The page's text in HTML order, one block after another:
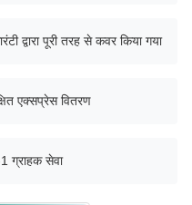
द्वारा पूरी तरह से कवर किया गया
एक्सप्रेस वितरण
ग्राहक सेवा